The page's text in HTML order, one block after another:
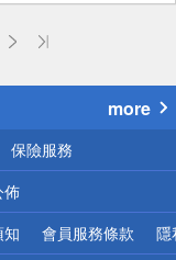
more
保險服務
佈
會員服務條款 隱